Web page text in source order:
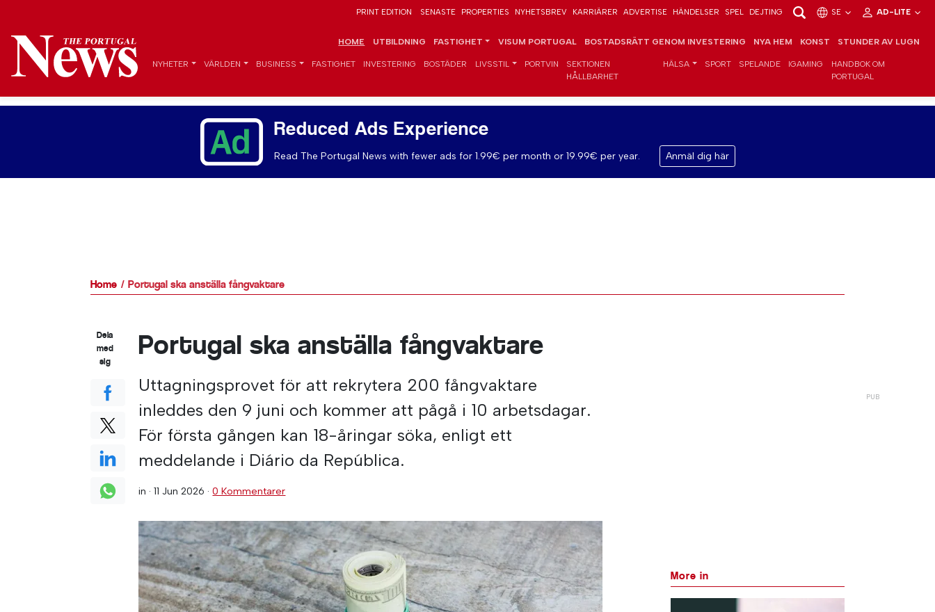
PRINT EDITION SENASTE PROPERTIES NYHETSBREV KARRIÄRER ADVERTISE HÄNDELSER SPEL DEJTING SE AD-LITE
HOME UTBILDNING FASTIGHET VISUM PORTUGAL BOSTADSRÄTT GENOM INVESTERING NYA HEM KONST STUNDER AV LUGN
NYHETER VÄRLDEN BUSINESS FASTIGHET INVESTERING BOSTÄDER LIVSSTIL PORTVIN
SEKTIONEN
HÅLLBARHET
HÄLSA SPORT SPELANDE IGAMING
HANDBOK OM
PORTUGAL
Reduced Ads Experience
Read The Portugal News with fewer ads for 1.99€ per month or 19.99€ per year. Anmäl dig här
Home Portugal ska anställa fångvaktare
Portugal ska anställa fångvaktare
Uttagningsprovet för att rekrytera 200 fångvaktare
inleddes den 9 juni och kommer att pågå i 10 arbetsdagar.
För första gången kan 18-åringar söka, enligt ett
meddelande i Diário da República.
in ·11 Jun 2026 ·0 Kommentarer
Dela
med
sig
More in